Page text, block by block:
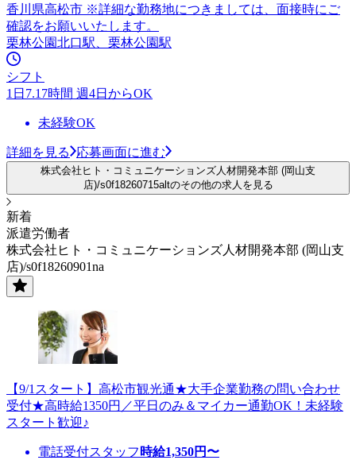
香川県高松市 ※詳細な勤務地につきましては、面接時にご
確認をお願いいたします。
栗林公園北口駅、栗林公園駅
シフト
1日7.17時間 週4日からOK
未経験OK
詳細を見る 応募画面に進む
株式会社ヒト・コミュニケーションズ人材開発本部 (岡山支
店)/s0f18260715altのその他の求人を見る
新着
派遣労働者
株式会社ヒト・コミュニケーションズ人材開発本部 (岡山支
店)/s0f18260901na
【9/1スタート】高松市観光通★大手企業勤務の問い合わせ
受付★高時給1350円／平日のみ＆マイカー通勤OK！未経験
スタート歓迎♪
電話受付スタッフ 時給1,350円〜